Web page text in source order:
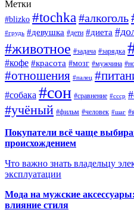
Метки
#blizko #tochka #алкоголь
#грудь #девушка #дети #диета
#животное #задача #зарядка
#кофе #красота #мозг #мужчина
#отношения #палец
#собака #сон #сравнение #ссср
#учёный #фильм #человек #шаг
Покупатели всё чаще
происхождением
Что важно знать владельцу
эксплуатации
Мода на мужские
влияние стиля